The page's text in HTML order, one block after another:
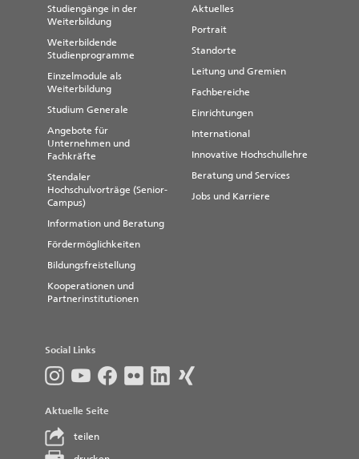
Studiengänge in der
Weiterbildung
Weiterbildende
Studienprogramme
Einzelmodule als
Weiterbildung
Studium Generale
Angebote für
Unternehmen und
Fachkräfte
Stendaler
Hochschulvorträge (Senior-
Campus)
Information und Beratung
Fördermöglichkeiten
Bildungsfreistellung
Kooperationen und
Partnerinstitutionen
Aktuelles
Portrait
Standorte
Leitung und Gremien
Fachbereiche
Einrichtungen
International
Innovative Hochschullehre
Beratung und Services
Jobs und Karriere
Social Links
Aktuelle Seite
teilen